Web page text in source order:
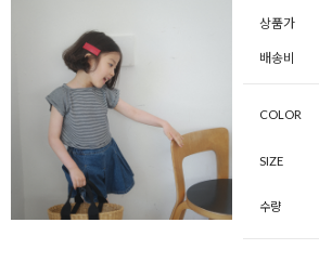
상품가
배송비
COLOR
SIZE
수량